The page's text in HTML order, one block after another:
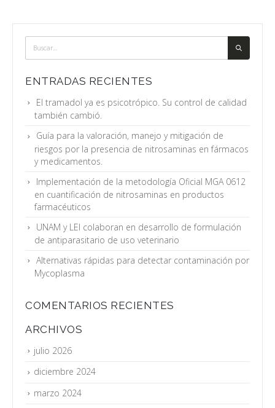
ENTRADAS RECIENTES
El tramadol ya es psicotrópico. Su control de calidad
también cambió.
Guía para la valoración, manejo y mitigación de
riesgos por la presencia de nitrosaminas en fármacos
y medicamentos.
Implementación de la metodología Oficial MGA 0612
en cuantificación de nitrosaminas en productos
farmacéuticos
UNAM y LEI colaboran en desarrollo de formulación
de antiparasitario de uso veterinario
Alternativas rápidas para detectar contaminación por
Mycoplasma
COMENTARIOS RECIENTES
ARCHIVOS
julio 2026
diciembre 2024
marzo 2024